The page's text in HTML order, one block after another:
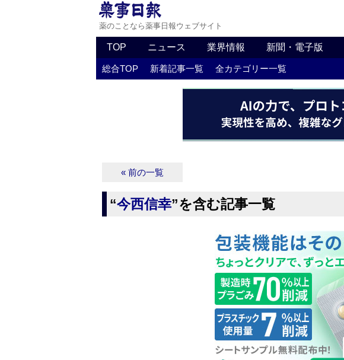
薬のことなら薬事日報ウェブサイト
TOP ニュース 業界情報 新聞・電子版
総合TOP 新着記事一覧 全カテゴリー一覧
« 前の一覧
“今西信幸”を含む記事一覧